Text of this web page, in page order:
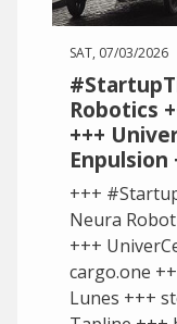
SAT, 07/03/2026
Robotics
+++
Enpulsion
+++
Neura
+++
cargo.one
Lunes +++